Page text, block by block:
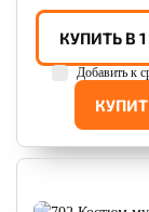
КУПИТЬ В
Добавить к